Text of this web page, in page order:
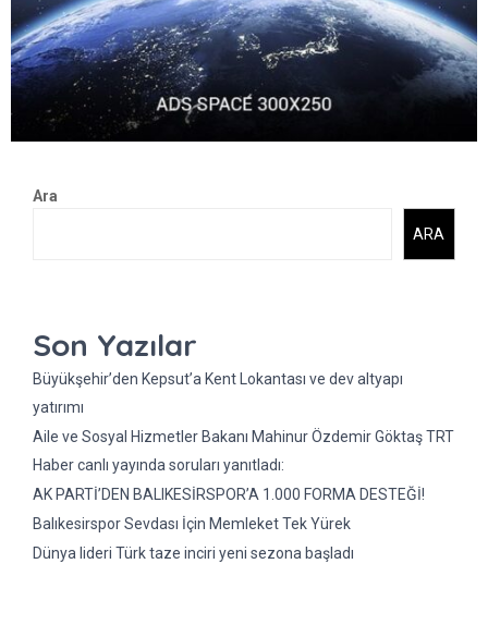
Ara
ARA
Son Yazılar
Büyükşehir’den Kepsut’a Kent Lokantası ve dev altyapı
yatırımı
Aile ve Sosyal Hizmetler Bakanı Mahinur Özdemir Göktaş TRT
Haber canlı yayında soruları yanıtladı:
AK PARTİ’DEN BALIKESİRSPOR’A 1.000 FORMA DESTEĞİ!
Balıkesirspor Sevdası İçin Memleket Tek Yürek
Dünya lideri Türk taze inciri yeni sezona başladı